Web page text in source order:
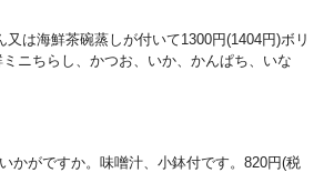
は海鮮茶碗蒸しが付いて1300円(1404円)ボリ
ニちらし、かつお、いか、かんぱち、いな
かがですか。味噌汁、小鉢付です。820円(税